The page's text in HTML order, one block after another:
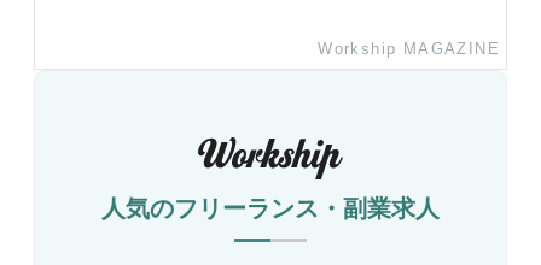
Workship MAGAZINE
人気のフリーランス・副業求人